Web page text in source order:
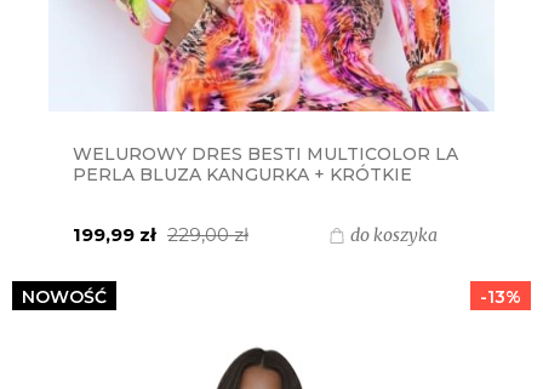
WELUROWY DRES BESTI MULTICOLOR LA
PERLA BLUZA KANGURKA + KRÓTKIE
199,99 zł 229,00 zł do koszyka
-13%
NOWOŚĆ